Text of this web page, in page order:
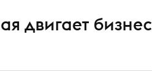
двигает бизнес